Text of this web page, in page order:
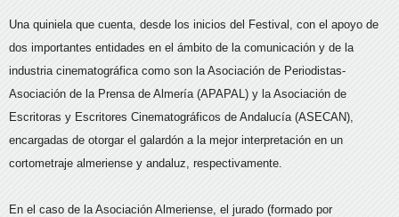
Una quiniela que cuenta, desde los inicios del Festival, con el apoyo de
dos importantes entidades en el ámbito de la comunicación y de la
industria cinematográfica como son la Asociación de Periodistas-
Asociación de la Prensa de Almería (APAPAL) y la Asociación de
Escritoras y Escritores Cinematográficos de Andalucía (ASECAN),
encargadas de otorgar el galardón a la mejor interpretación en un
cortometraje almeriense y andaluz, respectivamente.
En el caso de la Asociación Almeriense, el jurado (formado por